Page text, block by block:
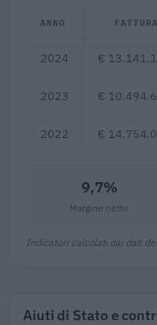
ANNO
2024 €
2023 €
2022 €
9,7%
Margine netto
Indicatori calcolati dai dati
Aiuti di Stato e